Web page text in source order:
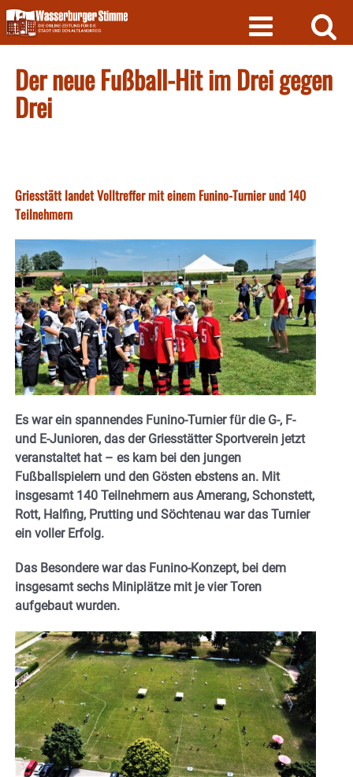
Skip
to
content
Der neue Fußball-Hit im Drei gegen
Drei
Griesstätt landet Volltreffer mit einem Funino-Turnier und 140
Teilnehmern
Es war ein spannendes Funino-Turnier für die G-, F-
und E-Junioren, das der Griesstätter Sportverein jetzt
veranstaltet hat – es kam bei den jungen
Fußballspielern und den Gösten ebstens an. Mit
insgesamt 140 Teilnehmern aus Amerang, Schonstett,
Rott, Halfing, Prutting und Söchtenau war das Turnier
ein voller Erfolg.
Das Besondere war das Funino-Konzept, bei dem
insgesamt sechs Miniplätze mit je vier Toren
aufgebaut wurden.